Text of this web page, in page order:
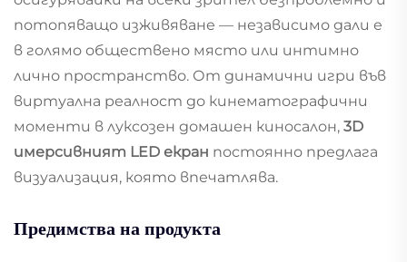
потопяващо изживяване — независимо дали е
в голямо обществено място или интимно
лично пространство. От динамични игри във
виртуална реалност до кинематографични
моменти в луксозен домашен киносалон, 3D
имерсивният LED екран постоянно предлага
визуализация, която впечатлява.
Предимства на продукта